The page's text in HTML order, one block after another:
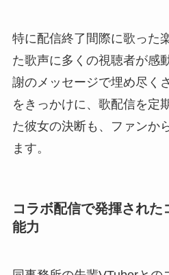
特に配信終了間際に歌った
た歌声に多くの視聴者が感
謝のメッセージで埋め尽く
をきっかけに、歌配信を定
た彼女の決断も、ファンか
ます。
コラボ配信で発揮された
能力